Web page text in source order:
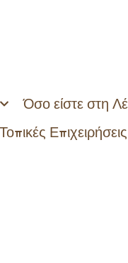
Όσο είστε στη
Τοπικές